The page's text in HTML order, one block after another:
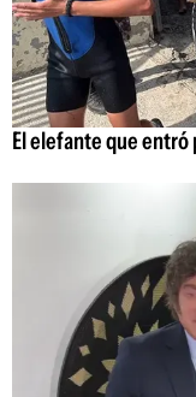
El elefante que entró